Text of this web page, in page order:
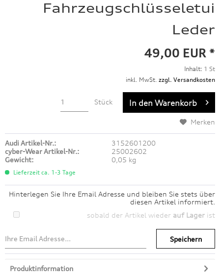
Fahrzeugschlüsseletui
Leder
49,00 EUR *
Inhalt: 1 St
inkl. MwSt. zzgl. Versandkosten
Stück In den Warenkorb
Merken
Audi Artikel-Nr.:
3152601200
cyber-Wear Artikel-Nr.:
25002602
Gewicht:
0,05 kg
Lieferzeit ca. 1-3 Tage
Hinterlegen Sie Ihre Email Adresse und bleiben Sie stets über
diesen Artikel informiert.
sobald der Artikel wieder auf Lager ist
Speichern
Produktinformation